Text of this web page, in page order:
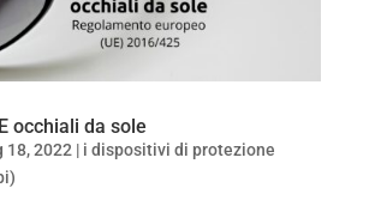
occhiali da sole
18, 2022 | i dispositivi di protezione